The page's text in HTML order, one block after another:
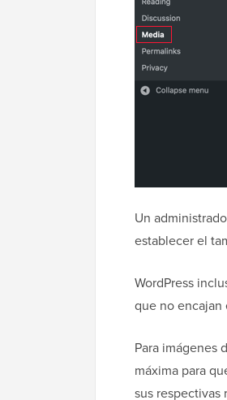
Un
establecer el
WordPress
que no encajan
Para imágenes
máxima para
sus respectivas